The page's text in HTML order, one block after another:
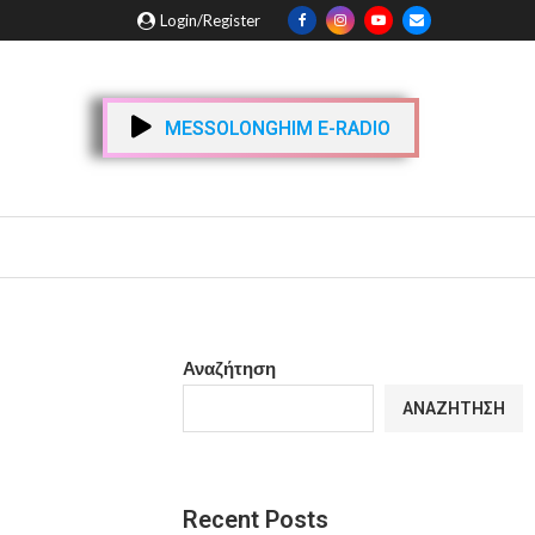
Login/Register
MESSOLONGHIM E-RADIO
Αναζήτηση
ΑΝΑΖΉΤΗΣΗ
Recent Posts